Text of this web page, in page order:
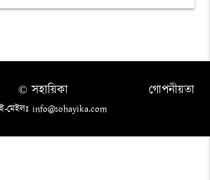
গোপনীয়তা
© সহায়িকা
মেইলঃ info@sohayika.com